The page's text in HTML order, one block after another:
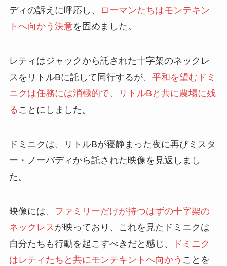
ディの訴えに呼応し、
ローマンたちはモンテキン
トへ向かう決意を固めました。
レティはジャックから託された十字架のネックレ
スをリトルBに託して同行するが、 平和を望むドミ
ニクは任務には消極的で、リトルBと共に農場に残
る ことにしました。
ドミニクは、リトルBが寝静まった夜に再びミスタ
ー・ノーバディから託された映像を見返しまし
た。
映像には、
ファミリーだけが持つはずの十字架の
ネックレス が映っており、これを見たドミニクは
自分たちも行動を起こすべきだと感じ、
ドミニク
はレティたちと共にモンテキントへ向かう ことを